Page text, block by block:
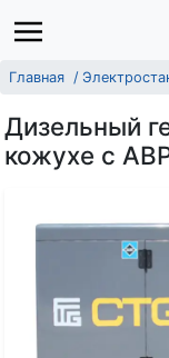
Главная
Дизельный
кожухе с